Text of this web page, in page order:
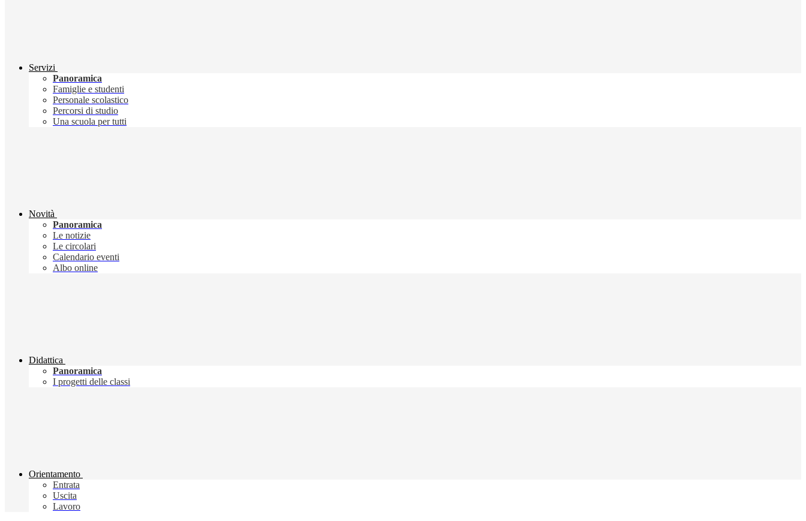
Servizi
Panoramica
Famiglie e studenti
Personale scolastico
Percorsi di studio
Una scuola per tutti
Novità
Panoramica
Le notizie
Le circolari
Calendario eventi
Albo online
Didattica
Panoramica
I progetti delle classi
Orientamento
Entrata
Uscita
Lavoro